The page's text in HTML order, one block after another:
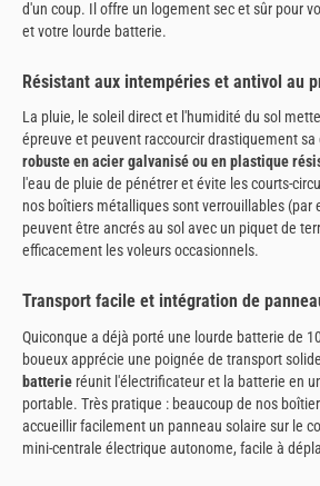
d'un coup. Il offre un logement sec et sûr pour
et votre lourde batterie.
Résistant aux intempéries et antivol au
La pluie, le soleil direct et l'humidité du sol
épreuve et peuvent raccourcir drastiquement sa
robuste en acier galvanisé ou en plastique
l'eau de pluie de pénétrer et évite les courts-
nos boîtiers métalliques sont verrouillables (par
peuvent être ancrés au sol avec un piquet de
efficacement les voleurs occasionnels.
Transport facile et intégration de
Quiconque a déjà porté une lourde batterie de
boueux apprécie une poignée de transport
batterie réunit l'électrificateur et la batterie en
portable. Très pratique : beaucoup de nos
accueillir facilement un panneau solaire sur le
mini-centrale électrique autonome, facile à